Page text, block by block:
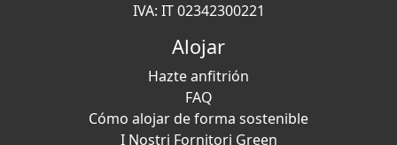
IVA: IT 02342300221
Alojar
Hazte anfitrión
FAQ
Cómo alojar de forma sostenible
I Nostri Fornitori Green